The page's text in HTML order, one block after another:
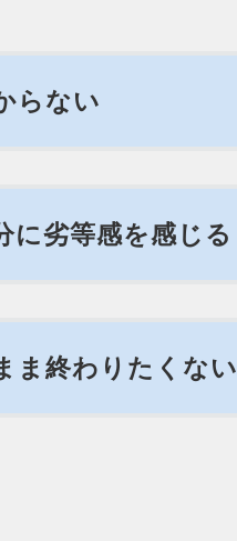
らない
に劣等感を感じる
ま終わりたくない